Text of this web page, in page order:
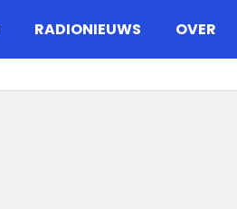
RADIONIEUWS OVER